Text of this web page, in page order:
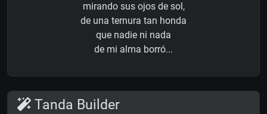
mirando sus ojos de sol,
de una ternura tan honda
que nadie ni nada
de mi alma borró...
Tanda Builder